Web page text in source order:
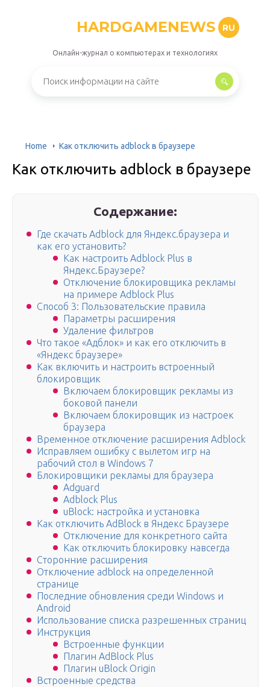
HARDGAMENEWS RU
Онлайн-журнал о компьютерах и технологиях
Home Как отключить adblock в браузере
Как отключить adblock в браузере
Содержание:
Где скачать Adblock для Яндекс.браузера и
как его установить?
Как настроить Adblock Plus в
Яндекс.Браузере?
Отключение блокировщика рекламы
на примере Adblock Plus
Способ 3: Пользовательские правила
Параметры расширения
Удаление фильтров
Что такое «Адблок» и как его отключить в
«Яндекс браузере»
Как включить и настроить встроенный
блокировщик
Включаем блокировщик рекламы из
боковой панели
Включаем блокировщик из настроек
браузера
Временное отключение расширения Adblock
Исправляем ошибку с вылетом игр на
рабочий стол в Windows 7
Блокировщики рекламы для браузера
Adguard
Adblock Plus
uBlock: настройка и установка
Как отключить AdBlock в Яндекс Браузере
Отключение для конкретного сайта
Как отключить блокировку навсегда
Сторонние расширения
Отключение adblock на определенной
странице
Последние обновления среди Windows и
Android
Использование списка разрешенных страниц
Инструкция
Встроенные функции
Плагин AdBlock Plus
Плагин uBlock Origin
Встроенные средства